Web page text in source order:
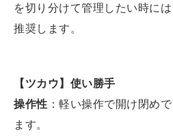
を切り分けて管理したい時に
推奨します。
【ツカウ】使い勝手
操作性 ：軽い操作で開け閉め
ます。